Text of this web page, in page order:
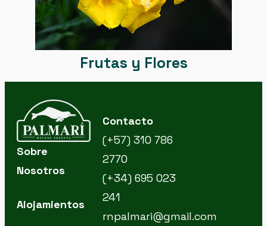
Frutas y Flores
Sobre
Nosotros
Alojamientos
Contacto
(+57) 310 786
2770
(+34) 695 023
241
rnpalmari@gmail.com